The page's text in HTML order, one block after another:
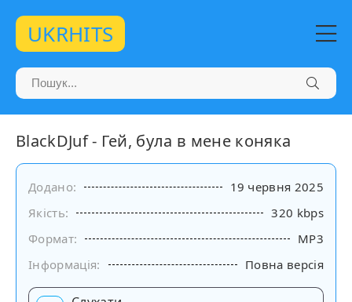
UKRHITS
BlackDJuf - Гей, була в мене коняка
Додано:
19 червня 2025
Якість:
320 kbps
Формат:
MP3
Інформація:
Повна версія